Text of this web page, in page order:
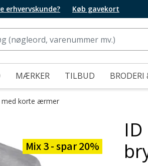
erhvervskunde? Køb gavekort
MÆRKER TILBUD BRODERI
med korte ærmer
Mix 3 - spar 20%